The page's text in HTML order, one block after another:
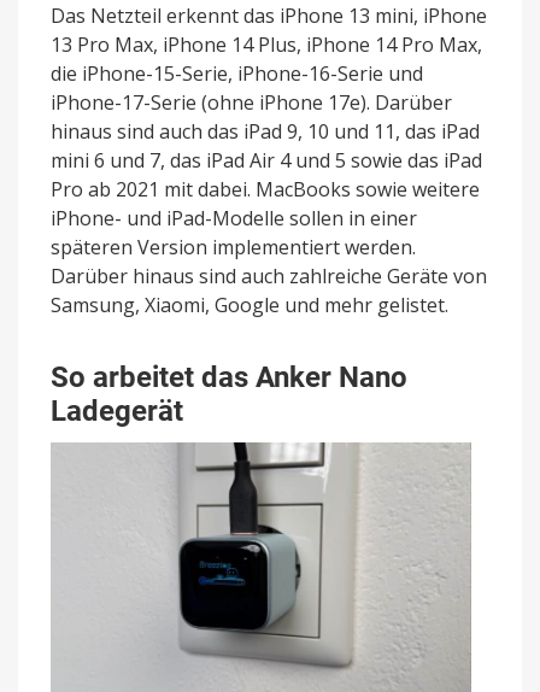
Das Netzteil erkennt das iPhone 13 mini, iPhone
13 Pro Max, iPhone 14 Plus, iPhone 14 Pro Max,
die iPhone-15-Serie, iPhone-16-Serie und
iPhone-17-Serie (ohne iPhone 17e). Darüber
hinaus sind auch das iPad 9, 10 und 11, das iPad
mini 6 und 7, das iPad Air 4 und 5 sowie das iPad
Pro ab 2021 mit dabei. MacBooks sowie weitere
iPhone- und iPad-Modelle sollen in einer
späteren Version implementiert werden.
Darüber hinaus sind auch zahlreiche Geräte von
Samsung, Xiaomi, Google und mehr gelistet.
So arbeitet das Anker Nano
Ladegerät